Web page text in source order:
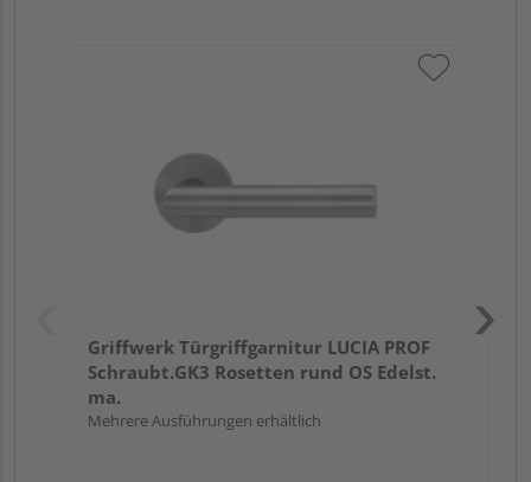
Griffwerk Türgriffgarnitur LUCIA PROF
Schraubt.GK3 Rosetten rund OS Edelst.
ma.
Mehrere Ausführungen erhältlich